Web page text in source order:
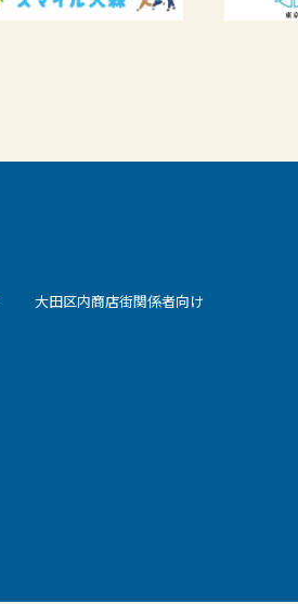
大田区内商店街関係者向け